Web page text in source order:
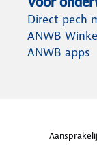
Direct pech
ANWB
ANWB apps